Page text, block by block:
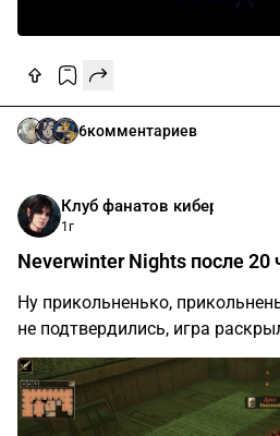
сожалению работать
Game Gear (то, что я называю
6комментариев